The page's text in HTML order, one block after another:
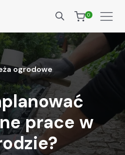
0
ogrodowe
prace w